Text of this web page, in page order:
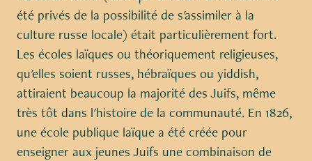
été privés de la possibilité de s'assimiler à la
culture russe locale) était particulièrement fort.
Les écoles laïques ou théoriquement religieuses,
qu'elles soient russes, hébraïques ou yiddish,
attiraient beaucoup la majorité des Juifs, même
très tôt dans l'histoire de la communauté. En 1826,
une école publique laïque a été créée pour
enseigner aux jeunes Juifs une combinaison de